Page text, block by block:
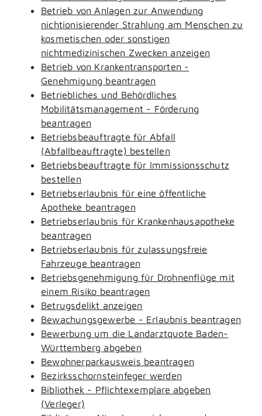
Betrieb von Anlagen zur Anwendung
nichtionisierender Strahlung am Menschen zu
kosmetischen oder sonstigen
nichtmedizinischen Zwecken anzeigen
Betrieb von Krankentransporten -
Genehmigung beantragen
Betriebliches und Behördliches
Mobilitätsmanagement - Förderung
beantragen
Betriebsbeauftragte für Abfall
(Abfallbeauftragte) bestellen
Betriebsbeauftragte für Immissionsschutz
bestellen
Betriebserlaubnis für eine öffentliche
Apotheke beantragen
Betriebserlaubnis für Krankenhausapotheke
beantragen
Betriebserlaubnis für zulassungsfreie
Fahrzeuge beantragen
Betriebsgenehmigung für Drohnenflüge mit
einem Risiko beantragen
Betrugsdelikt anzeigen
Bewachungsgewerbe - Erlaubnis beantragen
Bewerbung um die Landarztquote Baden-
Württemberg abgeben
Bewohnerparkausweis beantragen
Bezirksschornsteinfeger werden
Bibliothek - Pflichtexemplare abgeben
(Verleger)